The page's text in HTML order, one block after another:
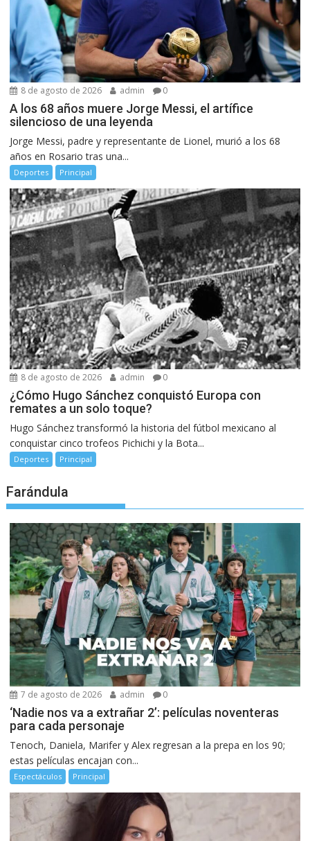
8 de agosto de 2026 admin 0
A los 68 años muere Jorge Messi, el artífice
silencioso de una leyenda
Jorge Messi, padre y representante de Lionel, murió a los 68
años en Rosario tras una...
Deportes Principal
8 de agosto de 2026 admin 0
¿Cómo Hugo Sánchez conquistó Europa con
remates a un solo toque?
Hugo Sánchez transformó la historia del fútbol mexicano al
conquistar cinco trofeos Pichichi y la Bota...
Deportes Principal
Farándula
7 de agosto de 2026 admin 0
‘Nadie nos va a extrañar 2’: películas noventeras
para cada personaje
Tenoch, Daniela, Marifer y Alex regresan a la prepa en los 90;
estas películas encajan con...
Espectáculos Principal